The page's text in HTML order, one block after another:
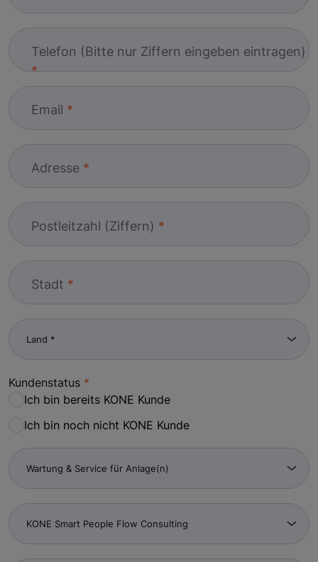
Telefon (Bitte nur Ziffern eingeben eintragen)
Email
Adresse
Postleitzahl (Ziffern)
Stadt
Kundenstatus
Ich bin bereits KONE Kunde
Ich bin noch nicht KONE Kunde